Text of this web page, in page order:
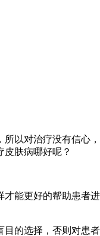
以对治疗没有信心
肤病哪好呢？
能更好的帮助患者
的选择，否则对患者